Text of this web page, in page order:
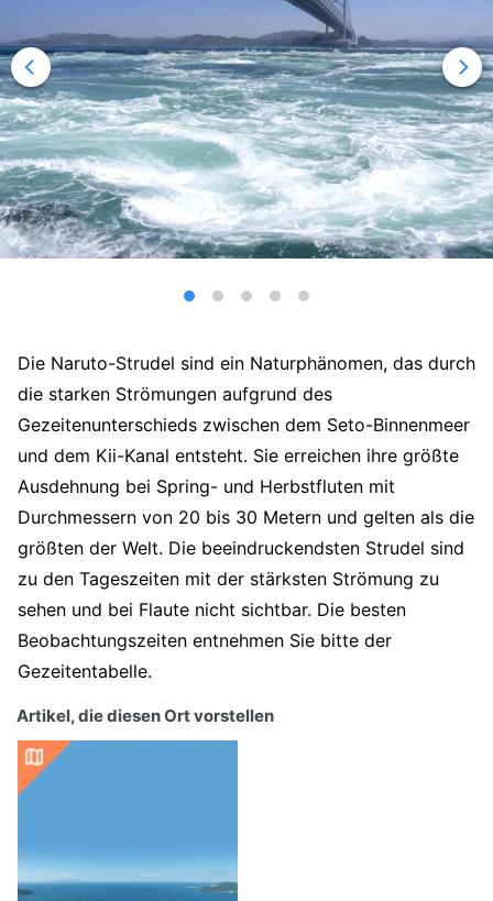
Die Naruto-Strudel sind ein Naturphänomen, das durch
die starken Strömungen aufgrund des
Gezeitenunterschieds zwischen dem Seto-Binnenmeer
und dem Kii-Kanal entsteht. Sie erreichen ihre größte
Ausdehnung bei Spring- und Herbstfluten mit
Durchmessern von 20 bis 30 Metern und gelten als die
größten der Welt. Die beeindruckendsten Strudel sind
zu den Tageszeiten mit der stärksten Strömung zu
sehen und bei Flaute nicht sichtbar. Die besten
Beobachtungszeiten entnehmen Sie bitte der
Gezeitentabelle.
Artikel, die diesen Ort vorstellen